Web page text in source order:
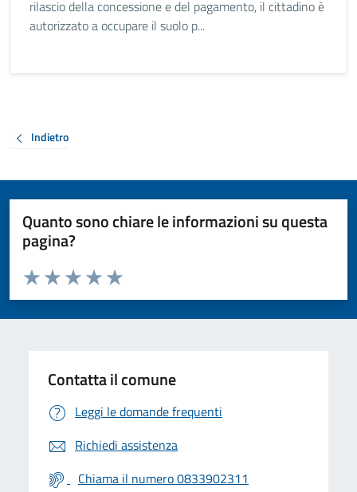
rilascio della concessione e del pagamento, il cittadino è
autorizzato a occupare il suolo p...
Indietro
Quanto sono chiare le informazioni su questa
pagina?
Valuta da 1 a 5 stelle la pagina
Valuta 5 stelle su 5
Valuta 4 stelle su 5
Valuta 3 stelle su 5
Valuta 2 stelle su 5
Valuta 1 stelle su 5
Contatta il comune
Leggi le domande frequenti
Richiedi assistenza
Chiama il numero 0833902311